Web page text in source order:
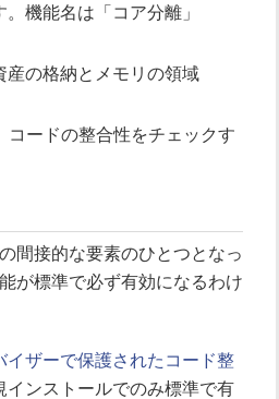
機能名は「コア分離」
産の格納とメモリの領域
ードの整合性をチェックす
間接的な要素のひとつとなっ
が標準で必ず有効になるわけ
イザーで保護されたコード整
インストールでのみ標準で有